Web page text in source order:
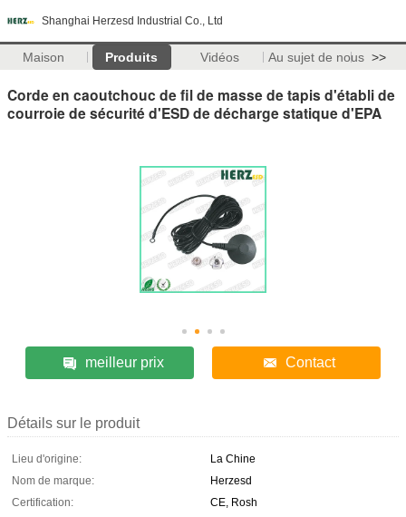
Shanghai Herzesd Industrial Co., Ltd
Maison Produits Vidéos Au sujet de nous >>
Corde en caoutchouc de fil de masse de tapis d'établi de
courroie de sécurité d'ESD de décharge statique d'EPA
meilleur prix Contact
Détails sur le produit
Lieu d'origine:
La Chine
Nom de marque:
Herzesd
Certification:
CE, Rosh